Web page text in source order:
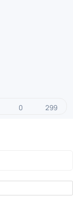
0 299